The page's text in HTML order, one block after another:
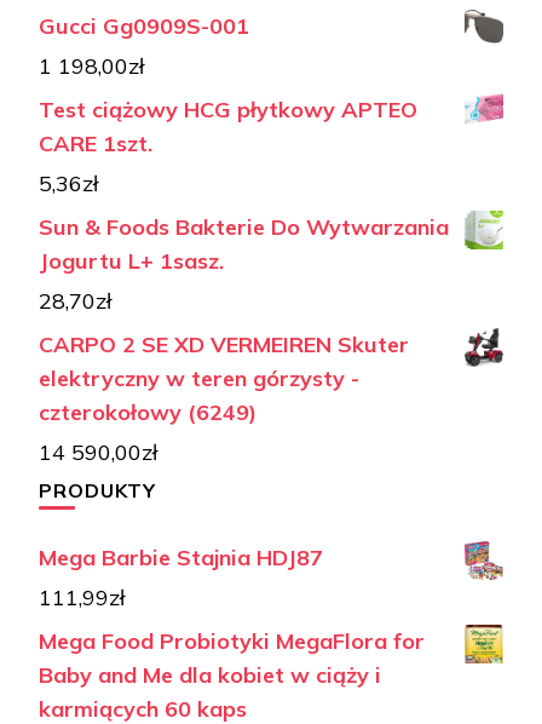
Gucci Gg0909S-001
1 198,00zł
Test ciążowy HCG płytkowy APTEO
CARE 1szt.
5,36zł
Sun & Foods Bakterie Do Wytwarzania
Jogurtu L+ 1sasz.
28,70zł
CARPO 2 SE XD VERMEIREN Skuter
elektryczny w teren górzysty -
czterokołowy (6249)
14 590,00zł
PRODUKTY
Mega Barbie Stajnia HDJ87
111,99zł
Mega Food Probiotyki MegaFlora for
Baby and Me dla kobiet w ciąży i
karmiących 60 kaps